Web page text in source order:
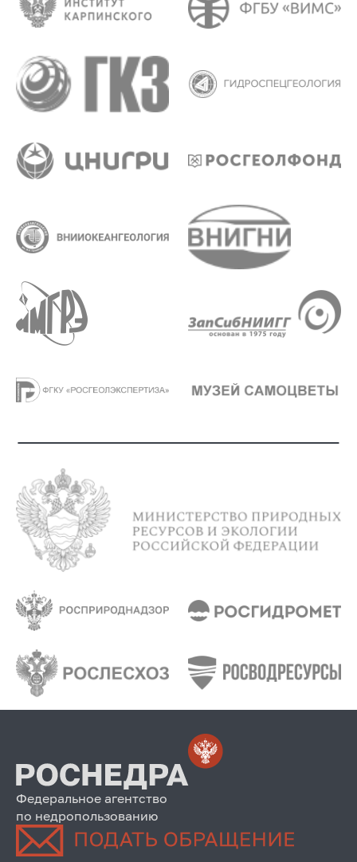
Федеральное агентство
по недропользованию